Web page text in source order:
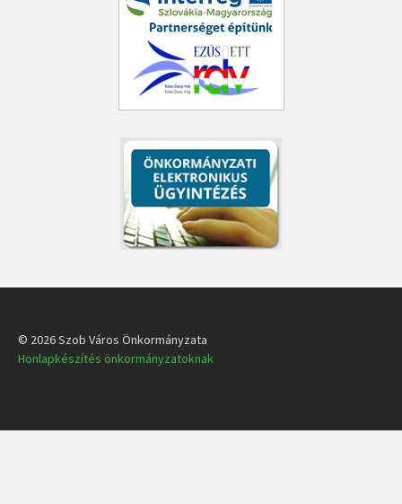
© 2026 Szob Város Önkormányzata
Honlapkészítés önkormányzatoknak